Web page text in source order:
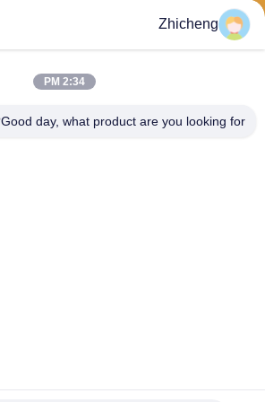
Zhicheng
2:34 PM
Good day, what product are you looking for?